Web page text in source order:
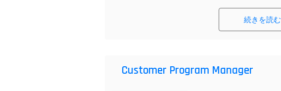
続きを読む
Customer Program Manager